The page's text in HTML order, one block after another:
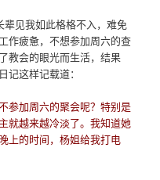
辈见我如此格格不入，难免
作疲惫，不想参加周六的查
教会的眼光而生活，结果
这样记载道：
参加周六的聚会呢？特别是
就越来越冷淡了。我知道她
上的时间，杨姐给我打电